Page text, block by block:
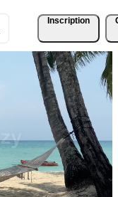
Inscription